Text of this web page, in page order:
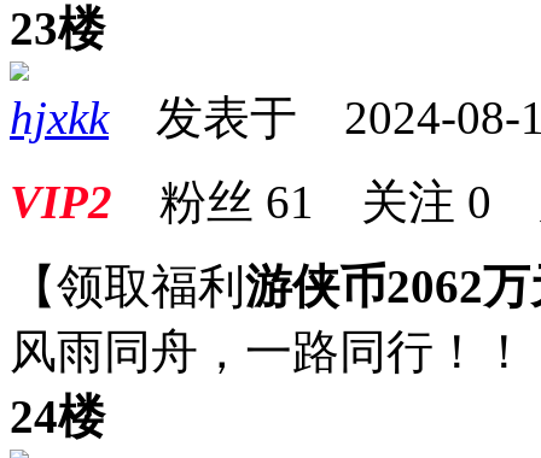
23楼
hjxkk发表于 2024-08-
VIP2 粉丝 61 关注 0
【领取福利 游侠币2062
风雨同舟，一路同行！！
24楼